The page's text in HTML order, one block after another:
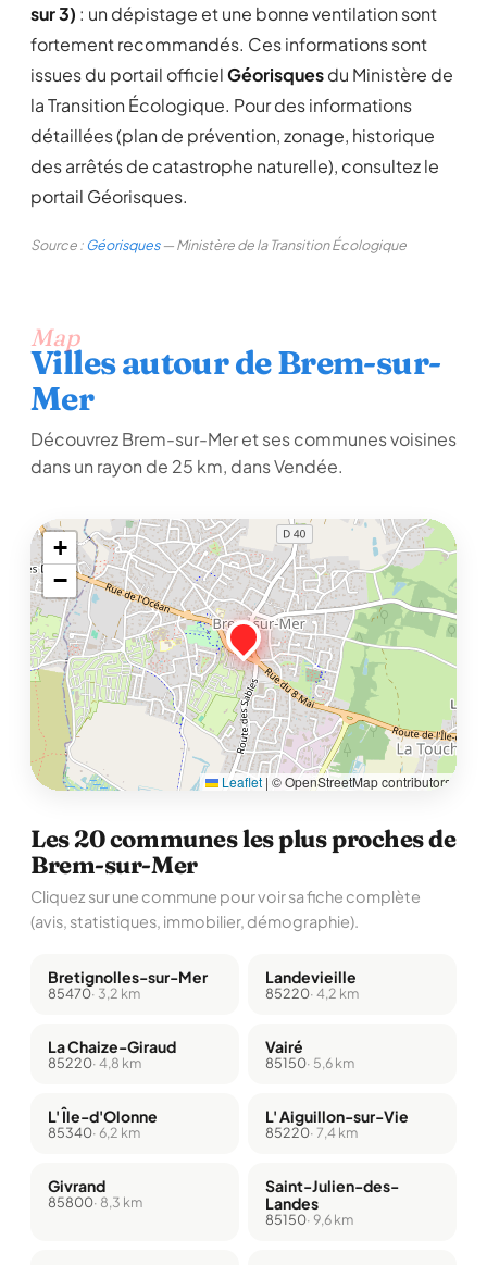
sur 3) : un dépistage et une bonne ventilation sont
fortement recommandés. Ces informations sont
issues du portail officielGéorisquesdu Ministère de
la Transition Écologique. Pour des informations
détaillées (plan de prévention, zonage, historique
des arrêtés de catastrophe naturelle), consultez le
portail Géorisques.
Source :Géorisques— Ministère de la Transition Écologique
Map
Villes autour de Brem-sur-
Mer
Découvrez Brem-sur-Mer et ses communes voisines
dans un rayon de 25 km, dans Vendée.
+
−
Leaflet | © OpenStreetMap contributors
Les 20 communes les plus proches de
Brem-sur-Mer
Cliquez sur une commune pour voir sa fiche complète
(avis, statistiques, immobilier, démographie).
Bretignolles-sur-Mer
85470· 3,2 km
Landevieille
85220· 4,2 km
La Chaize-Giraud
85220· 4,8 km
Vairé
85150· 5,6 km
L' Île-d'Olonne
85340· 6,2 km
L' Aiguillon-sur-Vie
85220· 7,4 km
Givrand
85800· 8,3 km
Saint-Julien-des-
Landes
85150· 9,6 km